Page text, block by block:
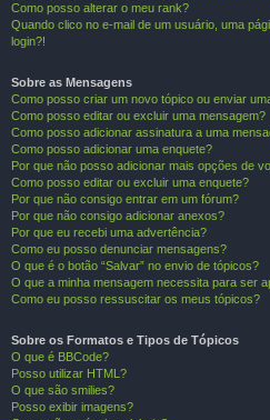
Como posso alterar o meu rank?
Quando clico no e-mail de um usuário, uma
login?!
Sobre as Mensagens
Como posso criar um novo tópico ou enviar
Como posso editar ou excluir uma mensagem?
Como posso adicionar assinatura a uma
Como posso adicionar uma enquete?
Por que não posso adicionar mais opções de
Como posso editar ou excluir uma enquete?
Por que não consigo entrar em um fórum?
Por que não consigo adicionar anexos?
Por que eu recebi uma advertência?
Como eu posso denunciar mensagens?
O que é o botão “Salvar” no envio de tópicos?
O que a minha mensagem necessita para ser
Como eu posso ressuscitar os meus tópicos?
Sobre os Formatos e Tipos de Tópicos
O que é BBCode?
Posso utilizar HTML?
O que são smilies?
Posso exibir imagens?